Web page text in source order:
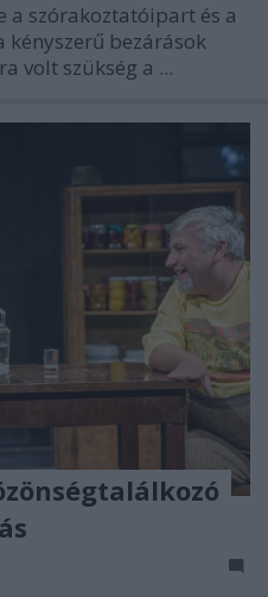
a szórakoztatóipart és a
kényszerű bezárások
volt szükség a ...